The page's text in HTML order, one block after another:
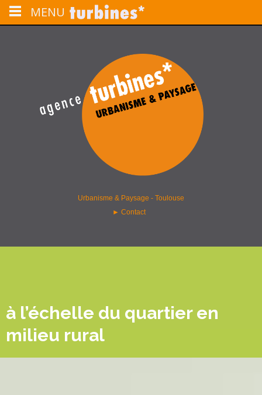
agence turbines – paysage &
urbanisme – Toulouse
Urbanisme & Paysage - Toulouse
► Contact
à l’échelle du quartier en
milieu rural
MENU